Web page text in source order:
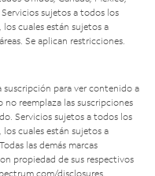
sujetos a todos los
cuales están sujetos a
Se aplican restricciones.
suscripción para ver contenido a
reemplaza las suscripciones
Servicios sujetos a todos los
cuales están sujetos a
las demás marcas
propiedad de sus respectivos
disclosures